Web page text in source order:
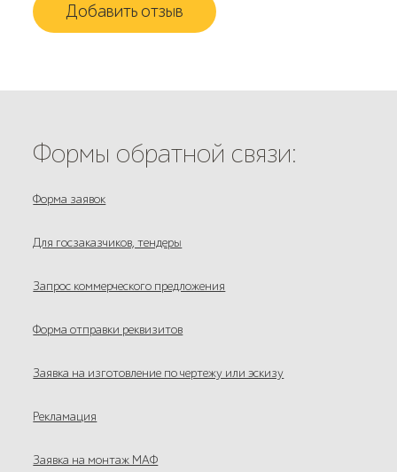
Добавить отзыв
Формы обратной связи:
Форма заявок
Для госзаказчиков, тендеры
Запрос коммерческого предложения
Форма отправки реквизитов
Заявка на изготовление по чертежу или эскизу
Рекламация
Заявка на монтаж МАФ